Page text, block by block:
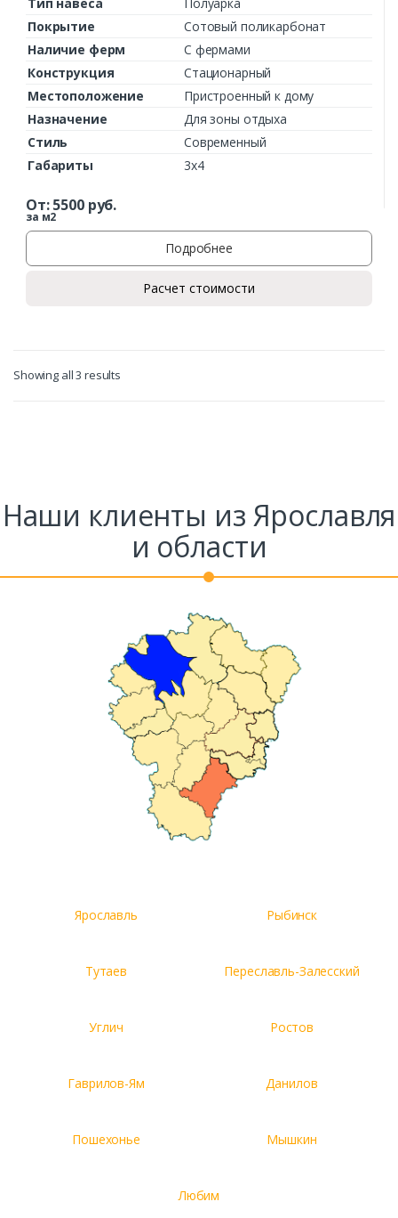
Комментарий к заказу
Покрытие
Сотовый поликарбонат
Наличие ферм
С фермами
Конструкция
Стационарный
Местоположение
Пристроенный к дому
Назначение
Для зоны отдыха
Стиль
Современный
Габариты
3х4
От:5500руб.
за м2
Подробнее
Расчет стоимости
Showing all 3 results
Наши клиенты из Ярославля
и области
Ярославль Рыбинск
Тутаев Переславль-Залесский
Углич Ростов
Гаврилов-Ям Данилов
Пошехонье Мышкин
Любим